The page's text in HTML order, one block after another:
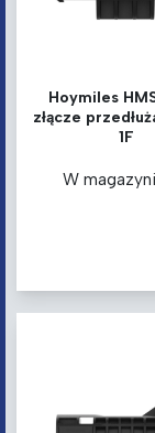
Hoymiles
złącze
1F
W